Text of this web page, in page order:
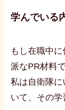
学んでいる
もし在職中
派なPR材料で
私は自衛隊
いて、その学